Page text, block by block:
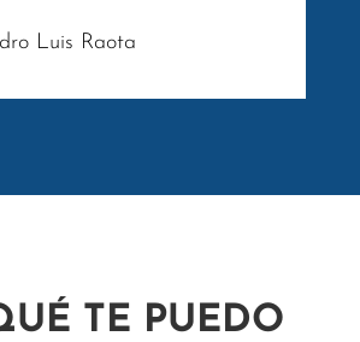
Luis Raota
TE PUEDO